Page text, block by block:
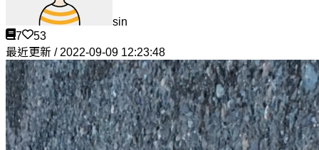
sin
7
53
最近更新 / 2022-09-09 12:23:48